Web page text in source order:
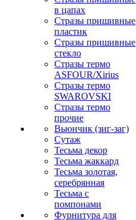
в цапах
Стразы пришивные
пластик
Стразы пришивные
стекло
Стразы термо
ASFOUR/Xirius
Стразы термо
SWAROVSKI
Стразы термо
прочие
Вьюнчик (зиг-заг)
Сутаж
Тесьма декор
Тесьма жаккард
Тесьма золотая,
серебрянная
Тесьма с
помпонами
Фурнитура для